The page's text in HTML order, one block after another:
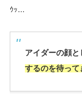
ｳｯ…
アイダーの顔と
するのを待って